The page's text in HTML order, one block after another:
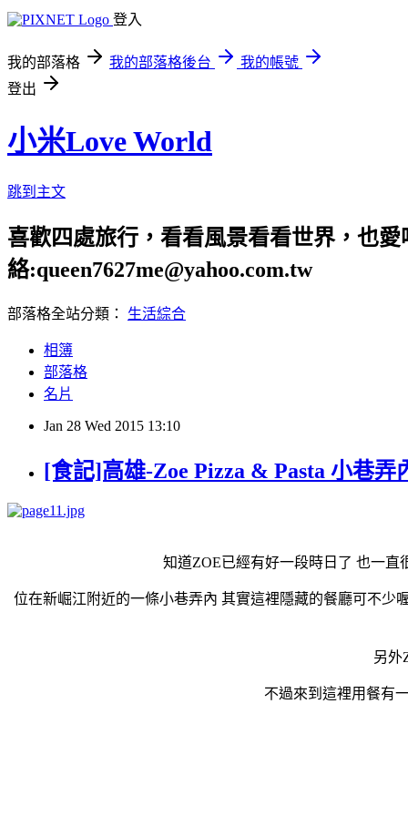
登入
我的部落格 我的部落格後台
我的帳號
登出
小米Love World
跳到主文
喜歡四處旅行，看看風景看看世界，也
絡:queen7627me@yahoo.com.tw
部落格全站分類： 生活綜合
相簿
部落格
名片
Jan 28 Wed 2015 13:10
[食記]高雄-Zoe Pizza & Pasta 小巷弄
知道ZOE已經有好一段時日了 也一直
位在新崛江附近的一條小巷弄內 其實這裡隱藏的餐廳可不少
另外
不過來到這裡用餐有